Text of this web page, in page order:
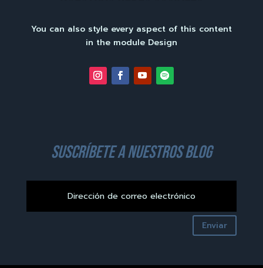
You can also style every aspect of this content
in the module Design
suscríbete a nuestros blog
Enviar